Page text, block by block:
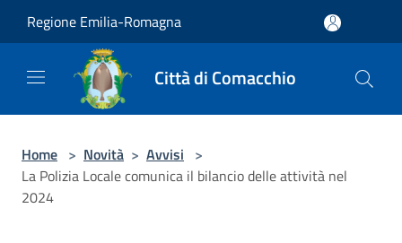
Regione Emilia-Romagna
Città di Comacchio
Home > Novità > Avvisi >
La Polizia Locale comunica il bilancio delle attività nel
2024